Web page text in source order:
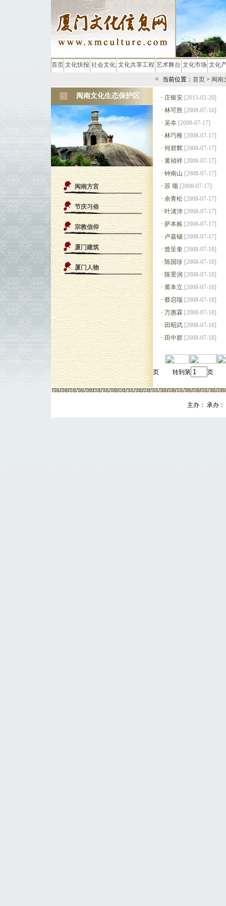
首页 文化快报 社会文化 文化共享工程 艺术舞台 文化市场 文化
闽南文化生态保护区
闽南方言
节庆习俗
宗教信仰
厦门建筑
厦门人物
当前位置： 首页 > 闽南
· 庄银安 [2013-02-20]
· 林可胜 [2008-07-16]
· 吴夲 [2008-07-17]
· 林巧稚 [2008-07-17]
· 何碧辉 [2008-07-17]
· 黄祯祥 [2008-07-17]
· 钟南山 [2008-07-17]
· 苏 颂 [2008-07-17]
· 余青松 [2008-07-17]
· 叶渚沛 [2008-07-17]
· 萨本栋 [2008-07-17]
· 卢嘉锡 [2008-07-17]
· 曾呈奎 [2008-07-18]
· 陈国珍 [2008-07-18]
· 陈景润 [2008-07-18]
· 黄本立 [2008-07-18]
· 蔡启瑞 [2008-07-18]
· 万惠霖 [2008-07-18]
· 田昭武 [2008-07-18]
· 田中群 [2008-07-18]
页 转到第 页
主办： 承办